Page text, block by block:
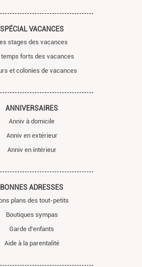
SPÉCIAL VACANCES
stages des vacances
temps forts des vacances
et colonies de vacances
ANNIVERSAIRES
Anniv à domicile
Anniv en extérieur
Anniv en intérieur
BONNES ADRESSES
plans des tout-petits
Boutiques sympas
Garde d'enfants
Aide à la parentalité